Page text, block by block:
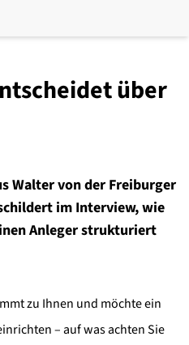
über
Walter von der Freiburger
im Interview, wie
Anleger strukturiert
zu Ihnen und möchte ein
– auf was achten Sie